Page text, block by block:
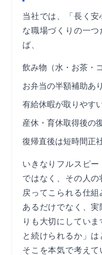
当社では、「長く
な職場づくりの一つ
ば、
飲み物（水・お茶・
お弁当の半額補助あり
有給休暇が取りやす
産休・育休取得後の
復帰直後は短時間正
いきなりフルスピー
ではなく、その人の
戻ってこられる仕
あるだけでなく、実
りも大切にしてい
と続けられるか」は
そこを本気で考えて